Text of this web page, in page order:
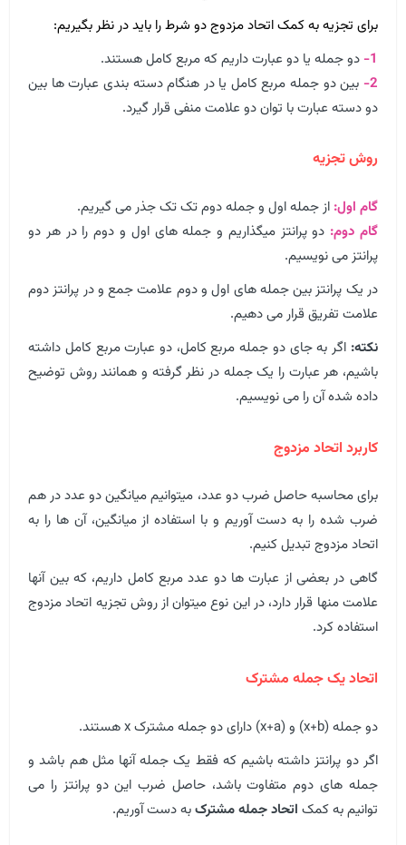
برای تجزیه به کمک اتحاد مزدوج دو شرط را باید در نظر بگیریم:
1- دو جمله یا دو عبارت داریم که مربع کامل هستند.
2- بین دو جمله مربع کامل یا در هنگام دسته بندی عبارت ها بین
دو دسته عبارت با توان دو علامت منفی قرار گیرد.
روش تجزیه
گام اول: از جمله اول و جمله دوم تک تک جذر می گیریم.
گام دوم: دو پرانتز میگذاریم و جمله های اول و دوم را در هر دو
پرانتز می نویسیم.
در یک پرانتز بین جمله های اول و دوم علامت جمع و در پرانتز دوم
علامت تفریق قرار می دهیم.
نکته: اگر به جای دو جمله مربع کامل، دو عبارت مربع کامل داشته
باشیم، هر عبارت را یک جمله در نظر گرفته و همانند روش توضیح
داده شده آن را می نویسیم.
کاربرد اتحاد مزدوج
برای محاسبه حاصل ضرب دو عدد، میتوانیم میانگین دو عدد در هم
ضرب شده را به دست آوریم و با استفاده از میانگین، آن ها را به
اتحاد مزدوج تبدیل کنیم.
گاهی در بعضی از عبارت ها دو عدد مربع کامل داریم، که بین آنها
علامت منها قرار دارد، در این نوع میتوان از روش تجزیه اتحاد مزدوج
استفاده کرد.
اتحاد یک جمله مشترک
دو جمله (x+b) و (x+a) دارای دو جمله مشترک x هستند.
اگر دو پرانتز داشته باشیم که فقط یک جمله آنها مثل هم باشد و
جمله های دوم متفاوت باشد، حاصل ضرب این دو پرانتز را می
توانیم به کمک اتحاد جمله مشترکبه دست آوریم.